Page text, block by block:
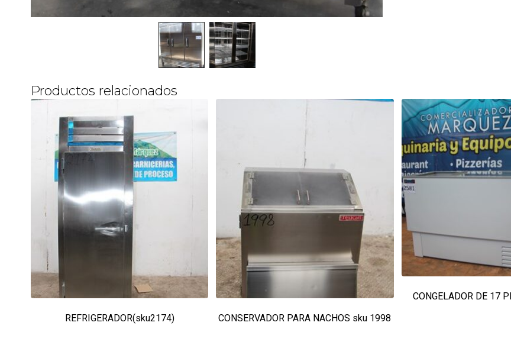
Productos relacionados
REFRIGERADOR(sku2174) CONSERVADOR PARA NACHOS sku 1998
CONGELADOR DE 17